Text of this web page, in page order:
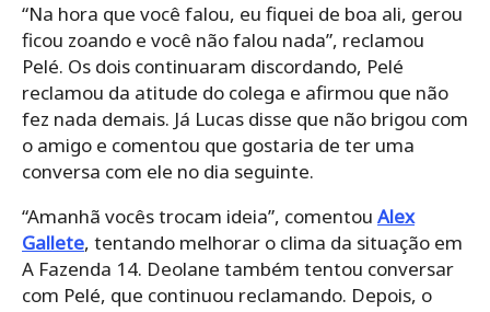
“Na hora que você falou, eu fiquei de boa ali, gerou
ficou zoando e você não falou nada”, reclamou
Pelé. Os dois continuaram discordando, Pelé
reclamou da atitude do colega e afirmou que não
fez nada demais. Já Lucas disse que não brigou com
o amigo e comentou que gostaria de ter uma
conversa com ele no dia seguinte.
“Amanhã vocês trocam ideia”, comentou Alex
Gallete, tentando melhorar o clima da situação em
A Fazenda 14. Deolane também tentou conversar
com Pelé, que continuou reclamando. Depois, o